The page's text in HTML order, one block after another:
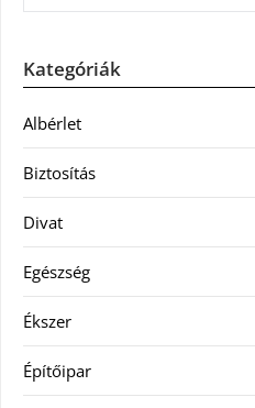
Kategóriák
Albérlet
Biztosítás
Divat
Egészség
Ékszer
Építőipar